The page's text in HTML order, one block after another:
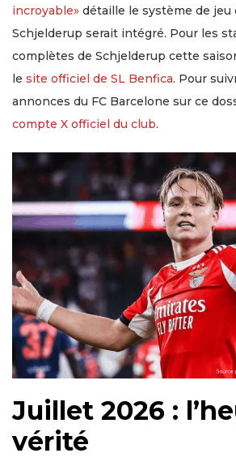
incroyable» détaille le système de jeu
Schjelderup serait intégré. Pour les
complètes de Schjelderup cette
le site officiel de SL Benfica. Pour
annonces du FC Barcelone sur ce
compte X officiel du club.
Juillet 2026 :
vérité